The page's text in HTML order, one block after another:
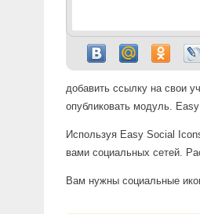
добавить ссылку на свои
опубликовать модуль.
Используя Easy Social
вами социальных сетей.
Вам нужны социальные